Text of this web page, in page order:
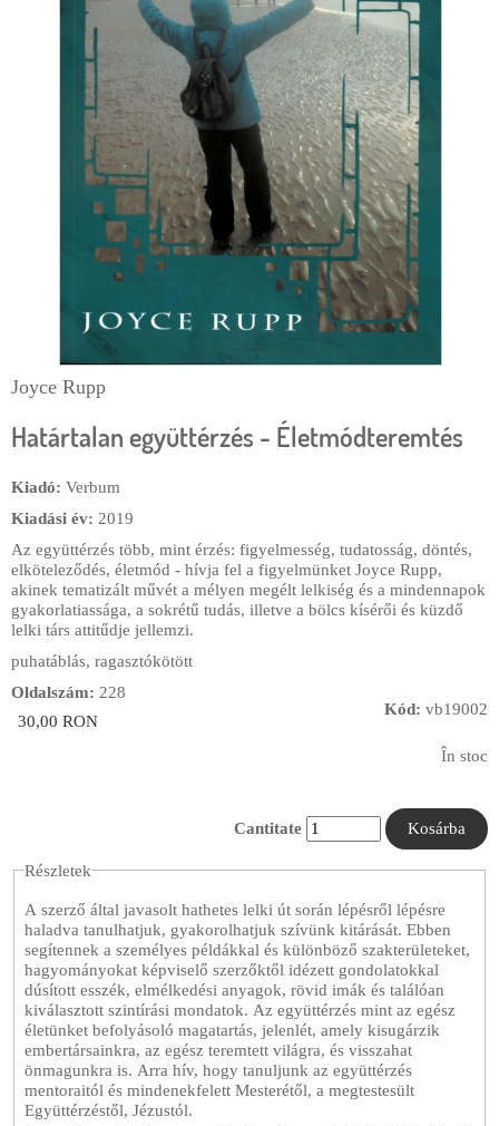
Joyce Rupp
Határtalan együttérzés - Életmódteremtés
Kiadó: Verbum
Kiadási év: 2019
Az együttérzés több, mint érzés: figyelmesség, tudatosság, döntés,
elköteleződés, életmód - hívja fel a figyelmünket Joyce Rupp,
akinek tematizált művét a mélyen megélt lelkiség és a mindennapok
gyakorlatiassága, a sokrétű tudás, illetve a bölcs kísérői és küzdő
lelki társ attitűdje jellemzi.
puhatáblás, ragasztókötött
Oldalszám: 228
30,00 RON
În stoc
Kód: vb19002
Cantitate
Részletek
A szerző által javasolt hathetes lelki út során lépésről lépésre
haladva tanulhatjuk, gyakorolhatjuk szívünk kitárását. Ebben
segítennek a személyes példákkal és különböző szakterületeket,
hagyományokat képviselő szerzőktől idézett gondolatokkal
dúsított esszék, elmélkedési anyagok, rövid imák és találóan
kiválasztott szintírási mondatok. Az együttérzés mint az egész
életünket befolyásoló magatartás, jelenlét, amely kisugárzik
embertársainkra, az egész teremtett világra, és visszahat
önmagunkra is. Arra hív, hogy tanuljunk az együttérzés
mentoraitól és mindenekfelett Mesterétől, a megtestesült
Együttérzéstől, Jézustól.